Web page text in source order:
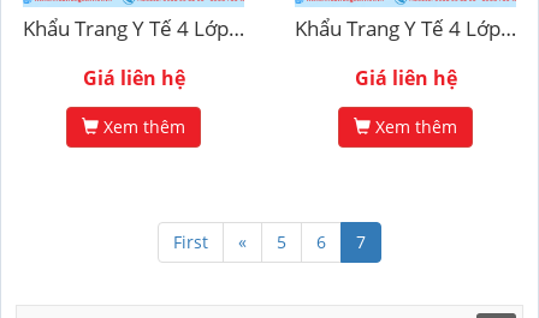
Khẩu Trang Y Tế 4 Lớp - Oxygen Mask Xanh
Giá liên hệ
Xem thêm
Khẩu Trang Y Tế 4 Lớp - 5G Mask Đen
Giá liên hệ
Xem thêm
First « 5 6 7